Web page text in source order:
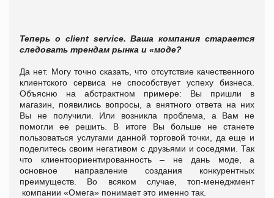
Теперь о client service. Ваша компания старается
следовать трендам рынка и «моде?
Да нет. Могу точно сказать, что отсутствие качественного
клиентского сервиса не способствует успеху бизнеса.
Объясню на абстрактном примере: Вы пришли в
магазин, появились вопросы, а внятного ответа на них
Вы не получили. Или возникла проблема, а Вам не
помогли ее решить. В итоге Вы больше не станете
пользоваться услугами данной торговой точки, да еще и
поделитесь своим негативом с друзьями и соседями. Так
что клиентоориентированность – не дань моде, а
основное направление создания конкурентных
преимуществ. Во всяком случае, топ-менеджмент
компании «Омега» понимает это именно так.